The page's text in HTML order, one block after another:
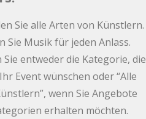
Sie alle Arten von Künstlern.
Sie Musik für jeden Anlass.
Sie entweder die Kategorie, die
Event wünschen oder “Alle
wenn Sie Angebote
erhalten möchten.